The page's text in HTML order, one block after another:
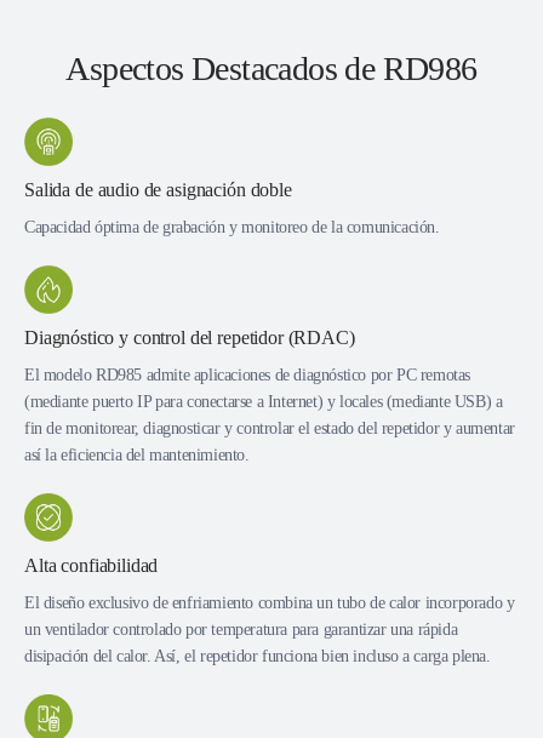
Aspectos Destacados de RD986
Salida de audio de asignación doble
Capacidad óptima de grabación y monitoreo de la comunicación.
Diagnóstico y control del repetidor (RDAC)
El modelo RD985 admite aplicaciones de diagnóstico por PC remotas
(mediante puerto IP para conectarse a Internet) y locales (mediante USB) a
fin de monitorear, diagnosticar y controlar el estado del repetidor y aumentar
así la eficiencia del mantenimiento.
Alta confiabilidad
El diseño exclusivo de enfriamiento combina un tubo de calor incorporado y
un ventilador controlado por temperatura para garantizar una rápida
disipación del calor. Así, el repetidor funciona bien incluso a carga plena.